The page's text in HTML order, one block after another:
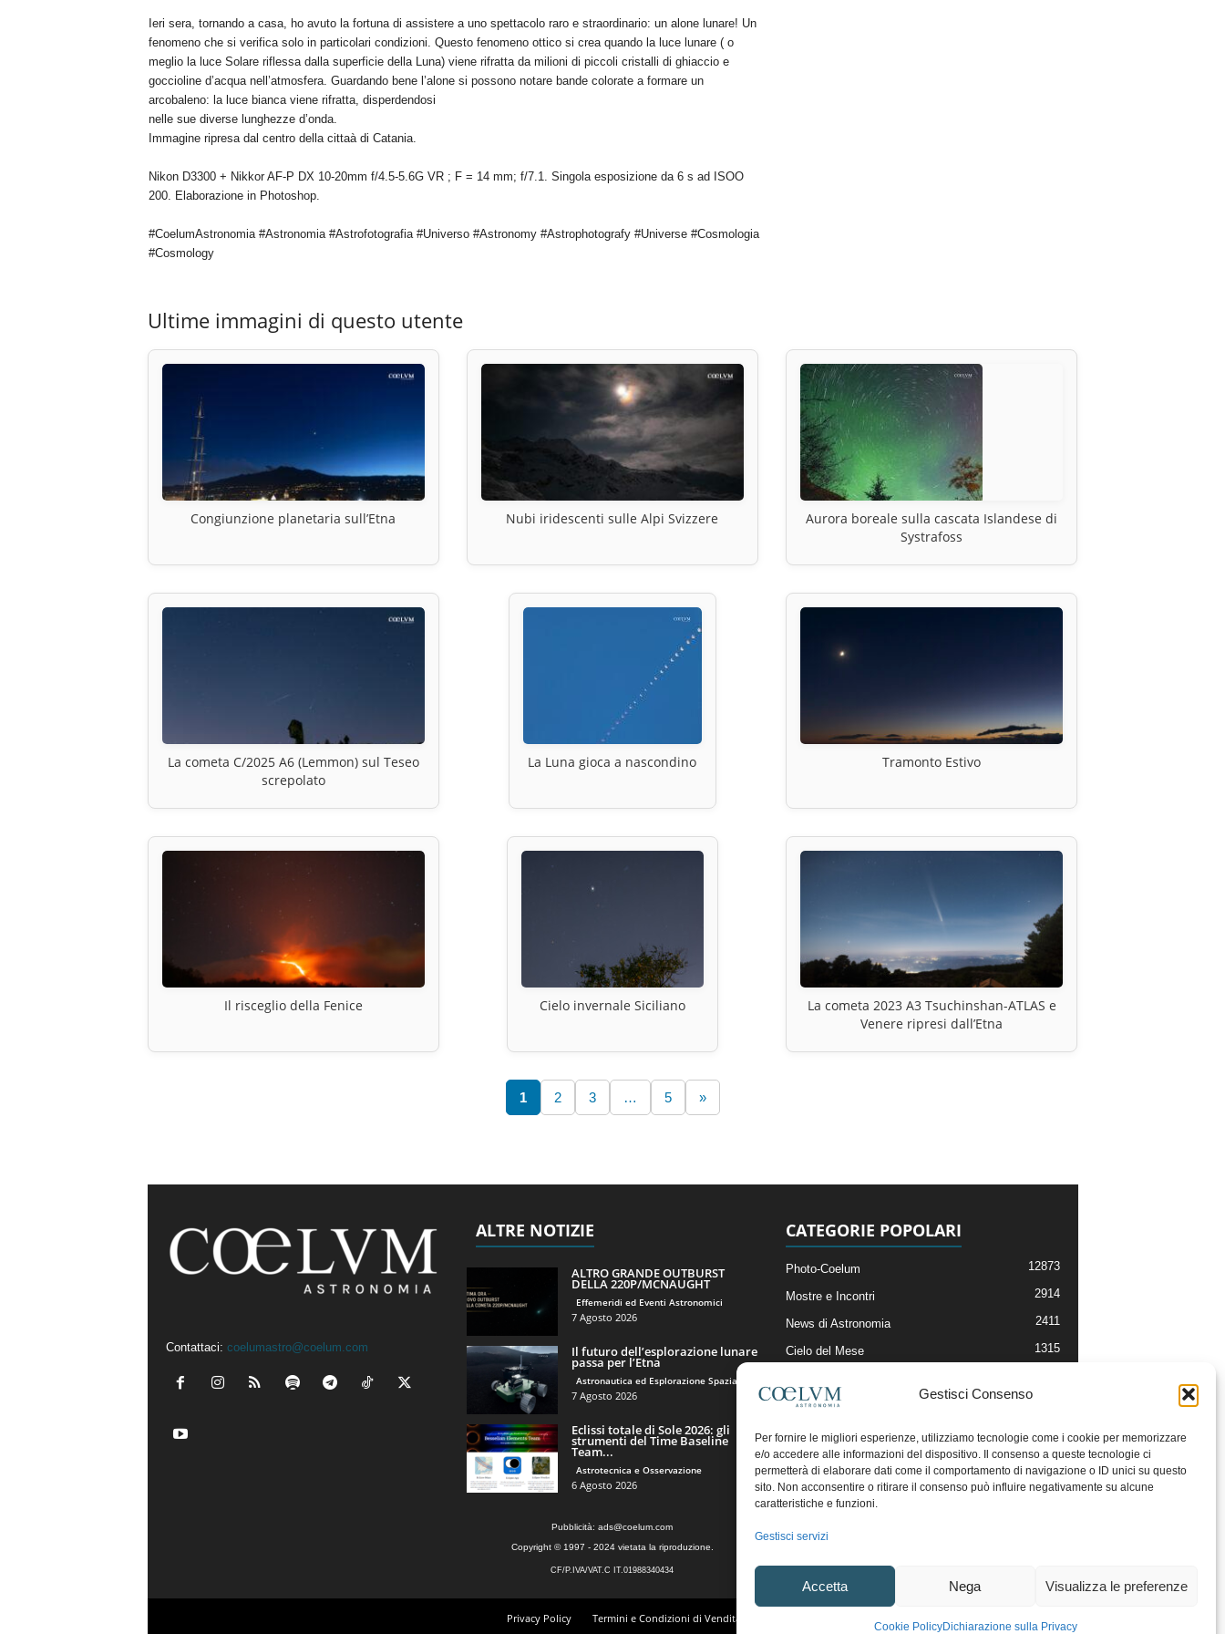
Gestisci Consenso
Per fornire le migliori esperienze, utilizziamo tecnologie come i cookie per memorizzare
e/o accedere alle informazioni del dispositivo. Il consenso a queste tecnologie ci
permetterà di elaborare dati come il comportamento di navigazione o ID unici su questo
sito. Non acconsentire o ritirare il consenso può influire negativamente su alcune
caratteristiche e funzioni.
Gestisci servizi
Accetta Nega Visualizza le preferenze
Cookie PolicyDichiarazione sulla Privacy
Ieri sera, tornando a casa, ho avuto la fortuna di assistere a uno spettacolo raro e straordinario: un alone lunare! Un
fenomeno che si verifica solo in particolari condizioni. Questo fenomeno ottico si crea quando la luce lunare ( o
meglio la luce Solare riflessa dalla superficie della Luna) viene rifratta da milioni di piccoli cristalli di ghiaccio e
goccioline d’acqua nell’atmosfera. Guardando bene l’alone si possono notare bande colorate a formare un
arcobaleno: la luce bianca viene rifratta, disperdendosi
nelle sue diverse lunghezze d’onda.
Immagine ripresa dal centro della cittaà di Catania.
Nikon D3300 + Nikkor AF-P DX 10-20mm f/4.5-5.6G VR ; F = 14 mm; f/7.1. Singola esposizione da 6 s ad ISOO
200. Elaborazione in Photoshop.
#CoelumAstronomia #Astronomia #Astrofotografia #Universo #Astronomy #Astrophotografy #Universe #Cosmologia
#Cosmology
Ultime immagini di questo utente
Congiunzione planetaria sull’Etna Nubi iridescenti sulle Alpi Svizzere
Aurora boreale sulla cascata Islandese di
Systrafoss
La cometa C/2025 A6 (Lemmon) sul Teseo
screpolato
La Luna gioca a nascondino Tramonto Estivo
Il risceglio della Fenice Cielo invernale Siciliano
La cometa 2023 A3 Tsuchinshan-ATLAS e
Venere ripresi dall’Etna
1 2 3 … 5 »
Contattaci: coelumastro@coelum.com
ALTRE NOTIZIE
ALTRO GRANDE OUTBURST
DELLA 220P/MCNAUGHT
Effemeridi ed Eventi Astronomici
7 Agosto 2026
Il futuro dell’esplorazione lunare
passa per l’Etna
Astronautica ed Esplorazione Spaziale
7 Agosto 2026
Eclissi totale di Sole 2026: gli
strumenti del Time Baseline
Team...
Astrotecnica e Osservazione
6 Agosto 2026
CATEGORIE POPOLARI
Photo-Coelum 12873
Mostre e Incontri 2914
News di Astronomia 2411
Cielo del Mese 1315
Articoli e Risorse On-Line
Il Blog della Redazione
Pubblicità: ads@coelum.com
Copyright © 1997 - 2024 vietata la riproduzione.
CF/P.IVA/VAT.C IT.01988340434
Privacy Policy Termini e Condizioni di Vendita